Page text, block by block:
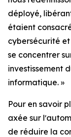
déployé,
étaient
cybersécurité
se concentrer
investissement
informatique. »
Pour en savoir
axée sur
de réduire la